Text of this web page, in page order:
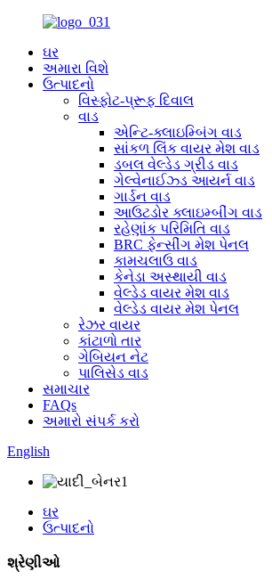
ઘર
અમારા વિશે
ઉત્પાદનો
વિસ્ફોટ-પ્રૂફ દિવાલ
વાડ
એન્ટિ-ક્લાઇમ્બિંગ વાડ
સાંકળ લિંક વાયર મેશ વાડ
ડબલ વેલ્ડેડ ગ્રીડ વાડ
ગેલ્વેનાઈઝ્ડ આયર્ન વાડ
ગાર્ડન વાડ
આઉટડોર ક્લાઇમ્બીંગ વાડ
રહેણાંક પરિમિતિ વાડ
BRC ફેન્સીંગ મેશ પેનલ
કામચલાઉ વાડ
કેનેડા અસ્થાયી વાડ
વેલ્ડેડ વાયર મેશ વાડ
વેલ્ડેડ વાયર મેશ પેનલ
રેઝર વાયર
કાંટાળો તાર
ગેબિયન નેટ
પાલિસેડ વાડ
સમાચાર
FAQs
અમારો સંપર્ક કરો
English
ઘર
ઉત્પાદનો
શ્રેણીઓ